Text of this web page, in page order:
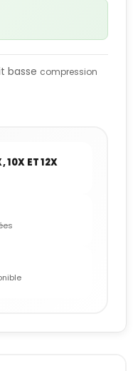
basse compression
10X ET 12X